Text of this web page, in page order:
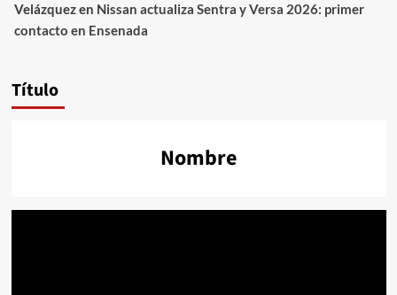
Velázquezen Nissan actualiza Sentra y Versa 2026: primer
contacto en Ensenada
Título
Nombre